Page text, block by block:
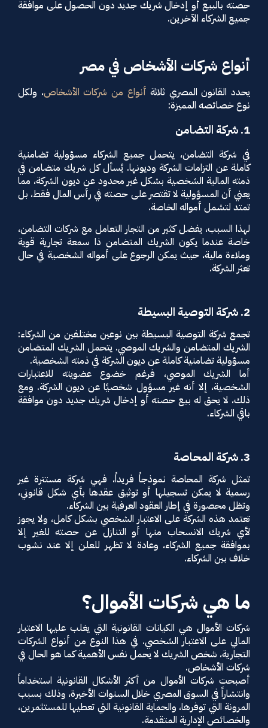
حصته بالبيع أو إدخال شريك جديد دون الحصول على موافقة
جميع الشركاء الآخرين.
أنواع شركات الأشخاص في مصر
يحدد القانون المصري ثلاثة أنواع من شركات الأشخاص، ولكل
نوع خصائصه المميزة:
1. شركة التضامن
في شركة التضامن، يتحمل جميع الشركاء مسؤولية تضامنية
كاملة عن التزامات الشركة وديونها. يُسأل كل شريك متضامن في
ذمته المالية الشخصية بشكل غير محدود عن ديون الشركة، مما
يعني أن المسؤولية لا تقتصر على حصته في رأس المال فقط، بل
تمتد لتشمل أمواله الخاصة.
لهذا السبب، يفضل كثير من التجار التعامل مع شركات التضامن،
خاصة عندما يكون الشريك المتضامن ذا سمعة تجارية قوية
وملاءة مالية، حيث يمكن الرجوع على أمواله الشخصية في حال
تعثر الشركة.
2. شركة التوصية البسيطة
تجمع شركة التوصية البسيطة بين نوعين مختلفين من الشركاء:
الشريك المتضامن والشريك الموصي. يتحمل الشريك المتضامن
مسؤولية تضامنية كاملة عن ديون الشركة في ذمته الشخصية.
أما الشريك الموصي، فرغم خضوع عضويته للاعتبارات
الشخصية، إلا أنه غير مسؤول شخصيًا عن ديون الشركة. ومع
ذلك، لا يحق له بيع حصته أو إدخال شريك جديد دون موافقة
باقي الشركاء.
3. شركة المحاصة
تمثل شركة المحاصة نموذجاً فريداً، فهي شركة مستترة غير
رسمية لا يمكن تسجيلها أو توثيق عقدها بأي شكل قانوني،
وتظل محصورة في إطار العقود العرفية بين الشركاء.
تعتمد هذه الشركة على الاعتبار الشخصي بشكل كامل، ولا يجوز
لأي شريك الانسحاب منها أو التنازل عن حصته للغير إلا
بموافقة جميع الشركاء، وعادة لا تظهر للعلن إلا عند نشوب
خلاف بين الشركاء.
ما هي شركات الأموال؟
شركات الأموال هي الكيانات القانونية التي يغلب عليها الاعتبار
المالي على الاعتبار الشخصي. في هذا النوع من أنواع الشركات
التجارية، شخص الشريك لا يحمل نفس الأهمية كما هو الحال في
شركات الأشخاص.
أصبحت شركات الأموال من أكثر الأشكال القانونية استخداماً
وانتشاراً في السوق المصري خلال السنوات الأخيرة، وذلك بسبب
المرونة التي توفرها، والحماية القانونية التي تعطيها للمستثمرين،
والخصائص الإدارية المتقدمة.